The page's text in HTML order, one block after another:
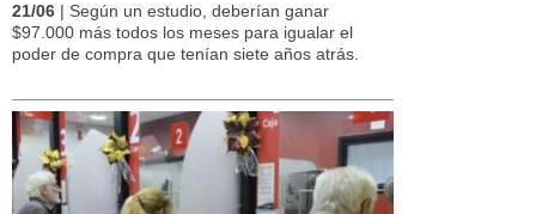
21/06 | Según un estudio, deberían ganar
$97.000 más todos los meses para igualar el
poder de compra que tenían siete años atrás.